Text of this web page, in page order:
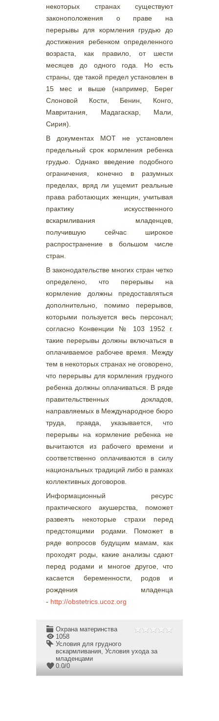
некоторых странах существуют
законоположения о праве на
перерывы для кормления грудью до
достижения ребенком определенного
возраста, как правило, от шести
месяцев до одного года. Но есть
страны, где такой предел установлен в
15 мес и выше (например, Берег
Слоновой Кости, Бенин, Конго,
Мавритания, Мадагаскар, Мали,
Сирия).
В документах МОТ не установлен
предельный срок кормления ребенка
грудью. Однако введение подобного
ограничения, конечно в разумных
пределах, вряд ли ущемит реальные
права работающих женщин, учитывая
практику искусственного
вскармливания младенцев,
получившую сейчас широкое
распространение в большом числе
стран.
В законодательстве многих стран четко
определено, что перерывы на
кормление должны предоставляться
дополнительно, помимо перерывов,
которыми пользуется весь персонал;
согласно Конвенции № 103 1952 г.
такие перерывы должны включаться в
оплачиваемое рабочее время. Между
тем в некоторых странах не оговорено,
что перерывы для кормления грудного
ребенка должны оплачиваться. В ряде
правительственных докладов,
направляемых в Международное бюро
труда, правда, указывается, что
перерывы на кормление ребенка не
вычитаются из рабочего времени и
соответственно оплачиваются в силу
национальных традиций либо в рамках
коллективных договоров.
Информационный ресурс
практического акушерства, поможет
развеять некоторые страхи перед
предстоящими родами. Поможет в
ряде вопросов будущим мамам, как
проходят роды, какие анализы сдают
перед родами и многое другое, что
касается беременности, родов и
рождения младенца
- http://obstetrics.ucoz.org
Охрана материнства
1058
Условия для грудного
вскармливания, Условия ухода за
младенцами
0.0/0